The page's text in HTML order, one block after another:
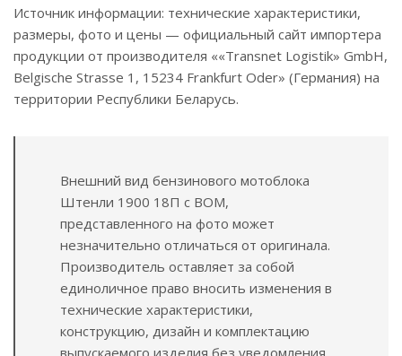
Источник информации: технические характеристики,
размеры, фото и цены — официальный сайт импортера
продукции от производителя ««Transnet Logistik» GmbH,
Belgische Strasse 1, 15234 Frankfurt Oder» (Германия) на
территории Республики Беларусь.
Внешний вид бензинового мотоблока
Штенли 1900 18П с ВОМ,
представленного на фото может
незначительно отличаться от оригинала.
Производитель оставляет за собой
единоличное право вносить изменения в
технические характеристики,
конструкцию, дизайн и комплектацию